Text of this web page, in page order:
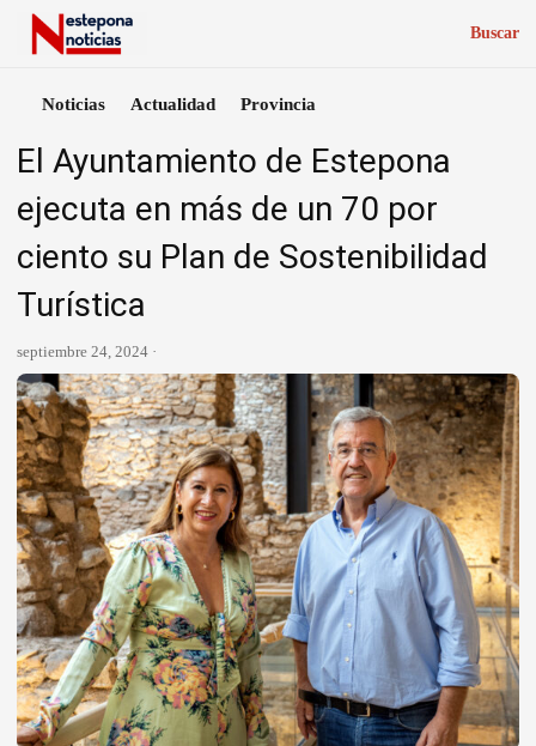
Buscar
Noticias Actualidad Provincia
El Ayuntamiento de Estepona
ejecuta en más de un 70 por
ciento su Plan de Sostenibilidad
Turística
septiembre 24, 2024 ·